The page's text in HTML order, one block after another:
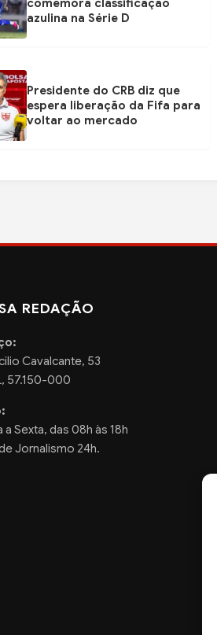
azulina na Série D
Presidente do CRB diz que
espera liberação da Fifa para
voltar ao mercado
REDAÇÃO
Cavalcante, 53
57.150-000
a Sexta, das 08h às 18h
Jornalismo 24h.